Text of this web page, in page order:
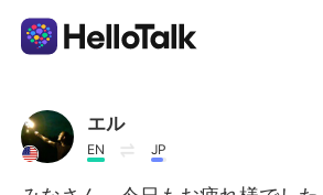
Appli d'échange linguistique
AI Grammar Checker
エル
EN JP